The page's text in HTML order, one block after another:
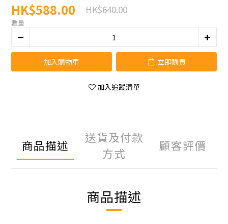
HK$588.00 HK$640.00
數量
加入購物車 立即購買
加入追蹤清單
商品描述
送貨及付款
方式
顧客評價
商品描述